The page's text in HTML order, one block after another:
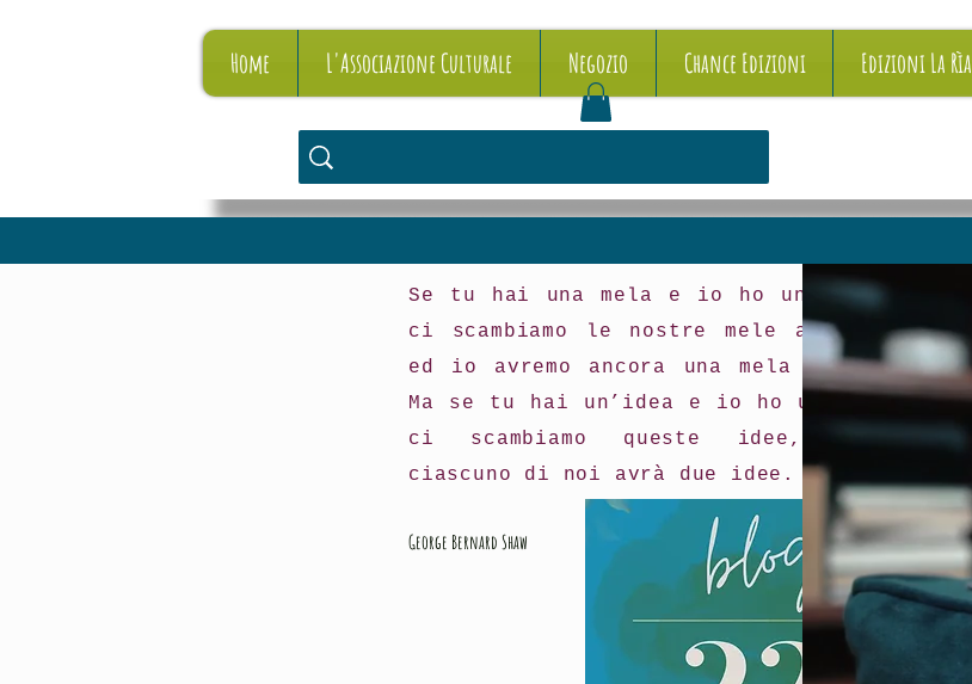
Home L'Associazione Culturale Negozio Chance Edizioni Edizioni La Rìa
Se tu hai una mela e io ho una mela e
ci scambiamo le nostre mele allora tu
ed io avremo ancora una mela a testa.
Ma se tu hai un’idea e io ho un’idea e
ci scambiamo queste idee, allora
ciascuno di noi avrà due idee.
George Bernard Shaw